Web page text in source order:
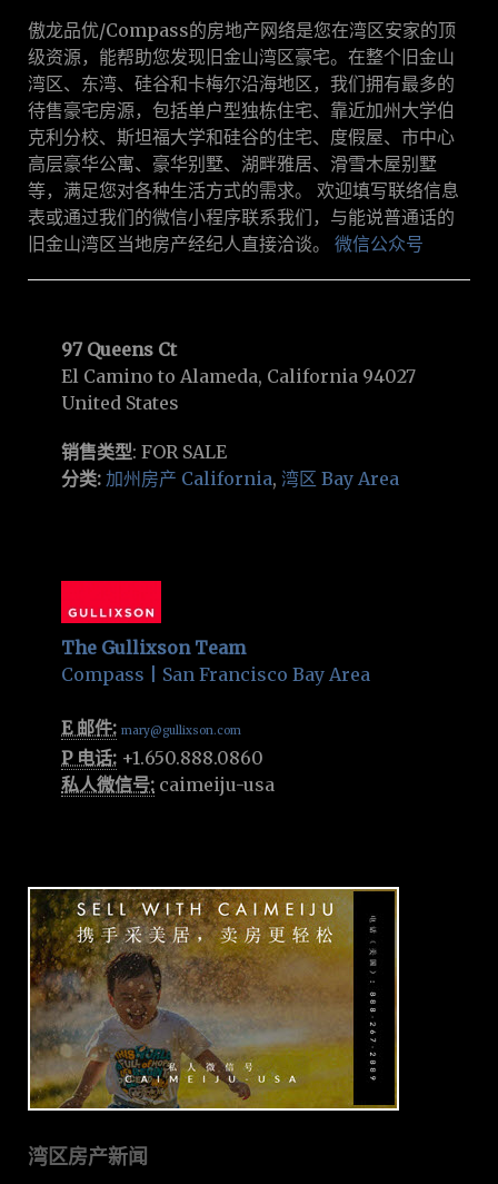
傲龙品优/Compass的房地产网络是您在湾区安家的顶
级资源，能帮助您发现旧金山湾区豪宅。在整个旧金山
湾区、东湾、硅谷和卡梅尔沿海地区，我们拥有最多的
待售豪宅房源，包括单户型独栋住宅、靠近加州大学伯
克利分校、斯坦福大学和硅谷的住宅、度假屋、市中心
高层豪华公寓、豪华别墅、湖畔雅居、滑雪木屋别墅
等，满足您对各种生活方式的需求。 欢迎填写联络信息
表或通过我们的微信小程序联系我们，与能说普通话的
旧金山湾区当地房产经纪人直接洽谈。 微信公众号
97 Queens Ct
El Camino to Alameda, California 94027
United States
销售类型: FOR SALE
分类: 加州房产 California, 湾区 Bay Area
The Gullixson Team
Compass | San Francisco Bay Area
E 邮件: mary@gullixson.com
P 电话: +1.650.888.0860
私人微信号: caimeiju-usa
湾区房产新闻